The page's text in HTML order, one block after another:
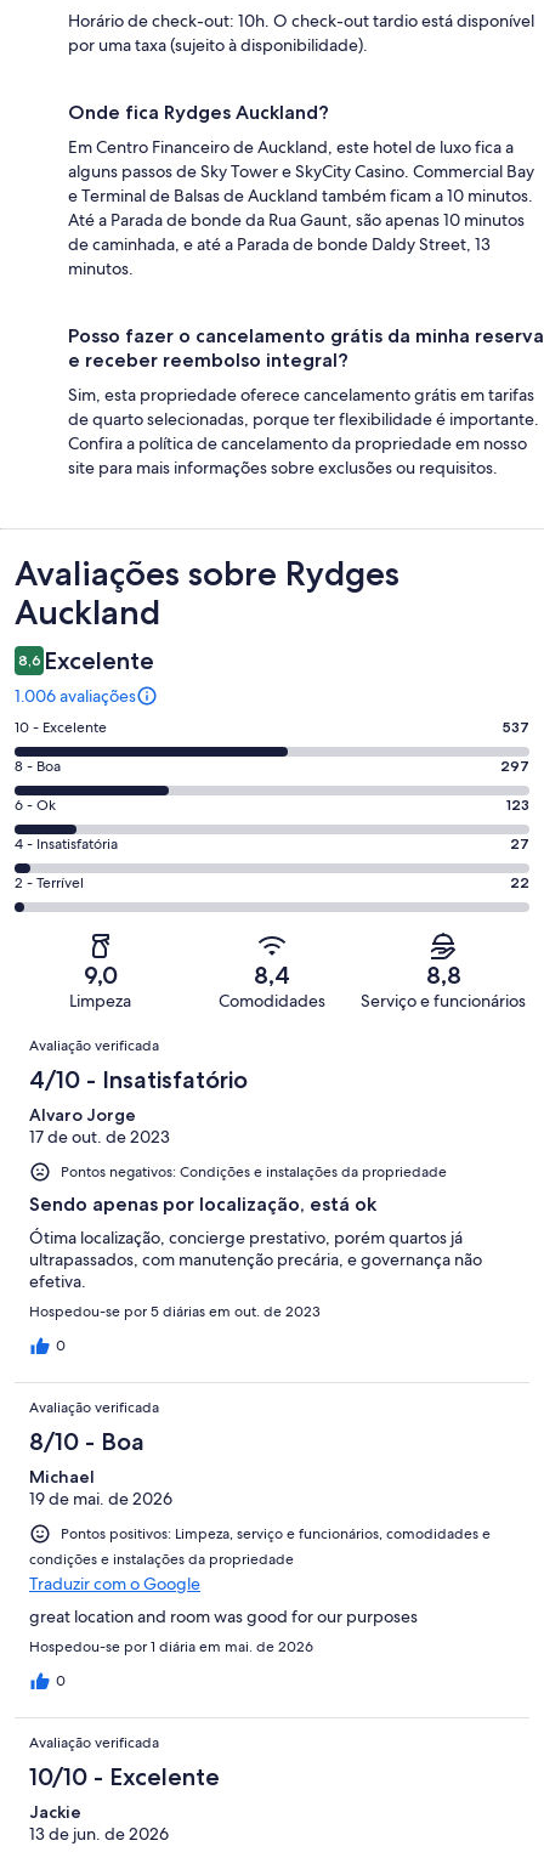
Horário de check-out: 10h. O check-out tardio está disponível
por uma taxa (sujeito à disponibilidade).
Onde fica Rydges Auckland?
Em Centro Financeiro de Auckland, este hotel de luxo fica a
alguns passos de Sky Tower e SkyCity Casino. Commercial Bay
e Terminal de Balsas de Auckland também ficam a 10 minutos.
Até a Parada de bonde da Rua Gaunt, são apenas 10 minutos
de caminhada, e até a Parada de bonde Daldy Street, 13
minutos.
Posso fazer o cancelamento grátis da minha reserva
e receber reembolso integral?
Sim, esta propriedade oferece cancelamento grátis em tarifas
de quarto selecionadas, porque ter flexibilidade é importante.
Confira a política de cancelamento da propriedade em nosso
site para mais informações sobre exclusões ou requisitos.
Avaliações
Avaliações sobre Rydges
Auckland
8,6 Excelente
1.006 avaliações
Nota
10
-
Excelente.
537
de
1006
avaliações
10 - Excelente 537
Nota
8
-
Boa.
297
de
avaliações
8 - Boa 297
Nota
6
-
Ok.
123
avaliações
6 - Ok 123
Nota
4
-
4 - Insatisfatória 27
Nota
2
1006
avaliações
2 - Terrível 22
9,0
Limpeza
8,4
Comodidades
8,8
Serviço e funcionários
Avaliações
Avaliação verificada
4/10 - Insatisfatório
Alvaro Jorge
17 de out. de 2023
Pontos negativos: Condições e instalações da propriedade
Sendo apenas por localização, está ok
Ótima localização, concierge prestativo, porém quartos já
ultrapassados, com manutenção precária, e governança não
efetiva.
Hospedou-se por 5 diárias em out. de 2023
0
Avaliação verificada
8/10 - Boa
Michael
19 de mai. de 2026
Pontos positivos: Limpeza, serviço e funcionários, comodidades e
condições e instalações da propriedade
Traduzir com o Google
great location and room was good for our purposes
Hospedou-se por 1 diária em mai. de 2026
0
Avaliação verificada
10/10 - Excelente
Jackie
13 de jun. de 2026